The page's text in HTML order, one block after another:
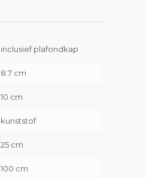
inclusief plafondkap
8.7 cm
10 cm
kunststof
25 cm
100 cm